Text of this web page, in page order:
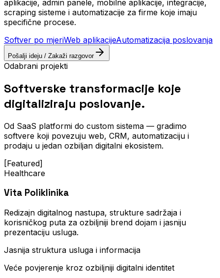
aplikacije, admin panele, mobilne aplikacije, integracije,
scraping sisteme i automatizacije za firme koje imaju
specifične procese.
Softver po mjeriWeb aplikacijeAutomatizacija poslovanja
Pošalji ideju / Zakaži razgovor
Odabrani projekti
Softverske transformacije koje
digitaliziraju poslovanje.
Od SaaS platformi do custom sistema — gradimo
softvere koji povezuju web, CRM, automatizaciju i
prodaju u jedan ozbiljan digitalni ekosistem.
[Featured]
Healthcare
Vita Poliklinika
Redizajn digitalnog nastupa, strukture sadržaja i
korisničkog puta za ozbiljniji brend dojam i jasniju
prezentaciju usluga.
Jasnija struktura usluga i informacija
Veće povjerenje kroz ozbiljniji digitalni identitet